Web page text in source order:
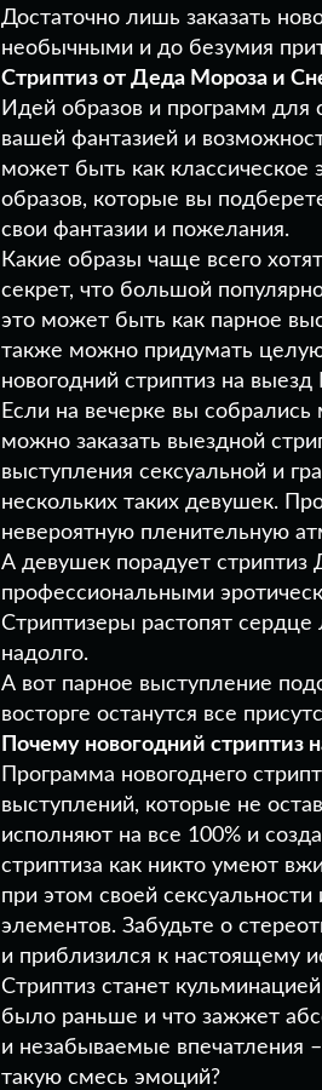
Достаточно лишь заказать
необычными и до безумия
Стриптиз от Деда Мороза и
Идей образов и программ для
вашей фантазией и
может быть как классическое
образов, которые вы
свои фантазии и пожелания.
Какие образы чаще всего
секрет, что большой
это может быть как парное
также можно придумать
новогодний стриптиз на
Если на вечерке вы
можно заказать выездной
выступления сексуальной и
нескольких таких девушек.
невероятную пленительную
А девушек порадует
профессиональными
Стриптизеры растопят
надолго.
А вот парное выступление
восторге останутся все
Почему новогодний стриптиз
Программа новогоднего
выступлений, которые не
исполняют на все 100% и
стриптиза как никто умеют
при этом своей
элементов. Забудьте о
и приблизился к настоящему
Стриптиз станет
было раньше и что зажжет
и незабываемые впечатления
такую смесь эмоций?